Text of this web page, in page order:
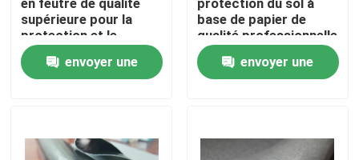
À la maison
À propos de nous
en feutre de qualité
supérieure pour la
protection et le
confort du sol
envoyer une
protection du sol à
base de papier de
qualité professionnelle
envoyer une